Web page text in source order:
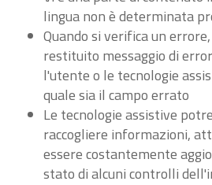
lingua non è determinata
Quando si verifica un
restituito messaggio di
l'utente o le tecnologie
quale sia il campo errato
Le tecnologie assistive
raccogliere informazioni,
essere costantemente
stato di alcuni controlli